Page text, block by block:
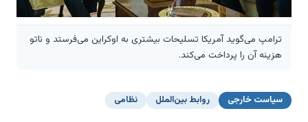
ترامپ می‌گوید آمریکا تسلیحات بیشتری به اوکراین می‌فرستد و ناتو
هزینه آن را پرداخت می‌کند.
سیاست خارجی روابط بین‌الملل نظامی